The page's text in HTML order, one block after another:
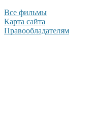
Все фильмы
Карта сайта
Правообладателям